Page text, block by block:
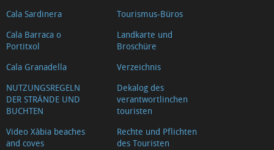
Cala Sardinera
Cala Barraca o
Portitxol
Cala Granadella
NUTZUNGSREGELN
DER STRÄNDE UND
BUCHTEN
Video Xàbia beaches
and coves
Tourismus-Büros
Landkarte und
Broschüre
Verzeichnis
Dekalog des
verantwortlinchen
touristen
Rechte und Pflichten
des Touristen